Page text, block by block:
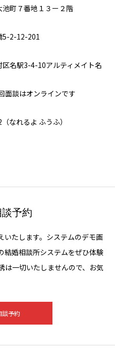
町７番地１３ー２階
5-2-12-201
名駅3-4-10アルティメイト名
面談はオンラインです
なれるよ ふうふ）
予約
いたします。システムのデモ画
結婚相談所システムをぜひ体験
は一切いたしませんので、お気
談予約